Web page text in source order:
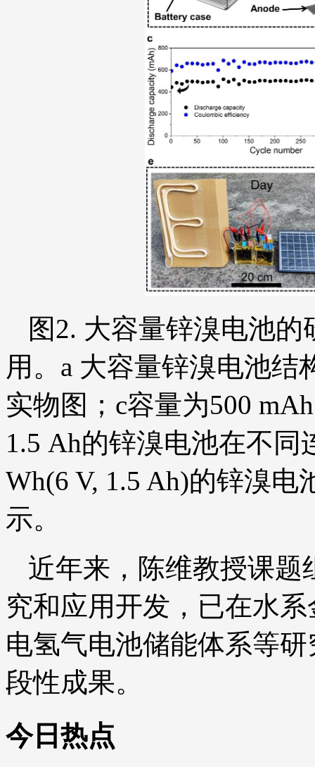
图2. 大容量锌溴电池
用。a 大容量锌溴电池结
实物图；c容量为500
1.5 Ah的锌溴电池在不同
Wh(6 V, 1.5 Ah)的锌溴
示。
近年来，陈维教授课题
究和应用开发，已在水
电氢气电池储能体系等
段性成果。
今日热点